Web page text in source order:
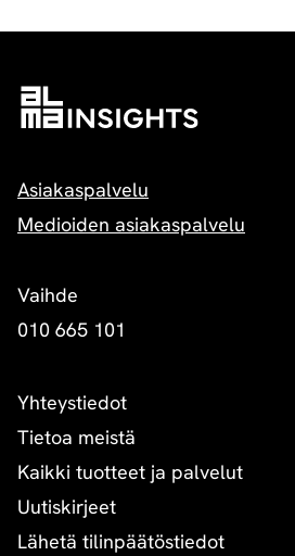
Asiakaspalvelu
Medioiden asiakaspalvelu
Vaihde
010 665 101
Yhteystiedot
Tietoa meistä
Kaikki tuotteet ja palvelut
Uutiskirjeet
Lähetä tilinpäätöstiedot